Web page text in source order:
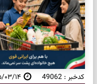
کدخبر : 49062 ۱۴۰۵/۰۳/۱۴